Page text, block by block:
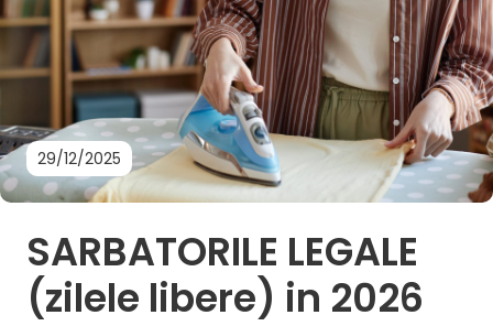
29/12/2025
SARBATORILE LEGALE
(zilele libere) in 2026